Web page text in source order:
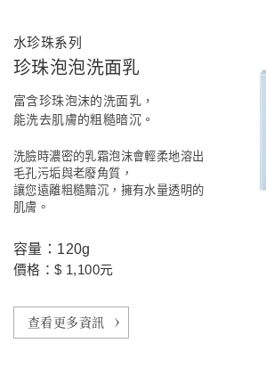
水珍珠系列
珍珠泡泡洗面乳
富含珍珠泡沫的洗面乳，
能洗去肌膚的粗糙暗沉。
洗臉時濃密的乳霜泡沫會輕柔地溶出
毛孔污垢與老廢角質，
讓您遠離粗糙黯沉，擁有水量透明的
肌膚。
容量：120g
價格：$ 1,100元
查看更多資訊